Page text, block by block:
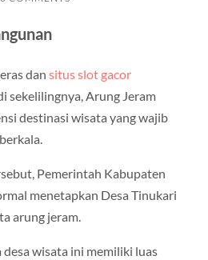
dan situs slot gacor
sekelilingnya, Arung Jeram
destinasi wisata yang wajib
Pemerintah Kabupaten
menetapkan Desa Tinukari
arung jeram.
wisata ini memiliki luas